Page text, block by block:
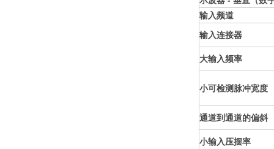
输入频道
输入连接器
大输入频率
小可检测脉冲宽度
通道到通道的偏斜
小输入压摆率